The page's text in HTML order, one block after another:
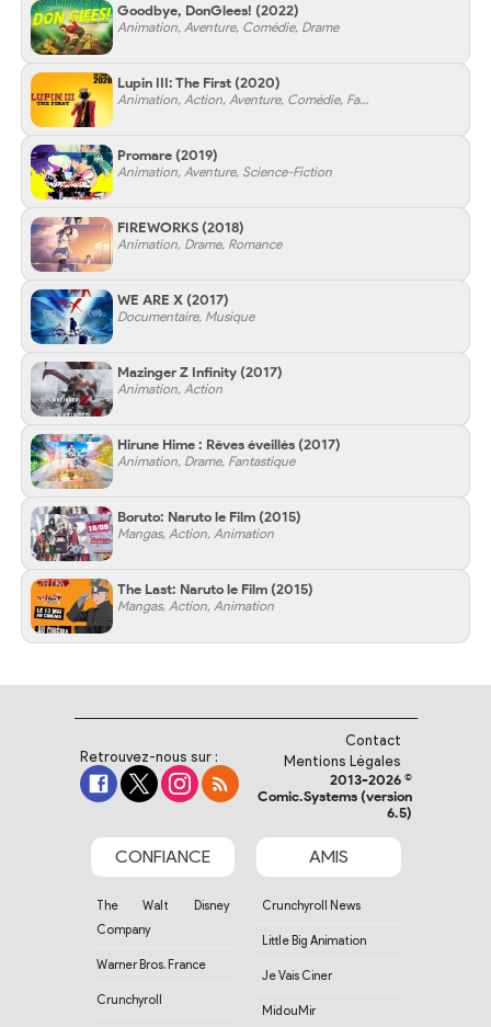
Goodbye, DonGlees! (2022)
Animation, Aventure, Comédie, Drame
Lupin III: The First (2020)
Animation, Action, Aventure, Comédie, Famille, Mystère
Promare (2019)
Animation, Aventure, Science-Fiction
FIREWORKS (2018)
Animation, Drame, Romance
WE ARE X (2017)
Documentaire, Musique
Mazinger Z Infinity (2017)
Animation, Action
Hirune Hime : Rêves éveillés (2017)
Animation, Drame, Fantastique
Boruto: Naruto le Film (2015)
Mangas, Action, Animation
The Last: Naruto le Film (2015)
Mangas, Action, Animation
Retrouvez-nous sur :
Contact
Mentions Légales
2013-2026 ©
Comic.Systems (version
6.5)
CONFIANCE
The Walt Disney
Company
Warner Bros. France
Crunchyroll
AMIS
Crunchyroll News
Little Big Animation
Je Vais Ciner
MidouMir